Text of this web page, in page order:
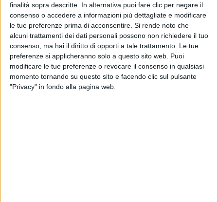
finalità sopra descritte. In alternativa puoi fare clic per negare il
consenso o accedere a informazioni più dettagliate e modificare
le tue preferenze prima di acconsentire. Si rende noto che
alcuni trattamenti dei dati personali possono non richiedere il tuo
consenso, ma hai il diritto di opporti a tale trattamento. Le tue
preferenze si applicheranno solo a questo sito web. Puoi
modificare le tue preferenze o revocare il consenso in qualsiasi
momento tornando su questo sito e facendo clic sul pulsante
"Privacy" in fondo alla pagina web.
Rientra in pista il cargo di
Japan Airlines
ESTERO 7 AGOSTO 2019